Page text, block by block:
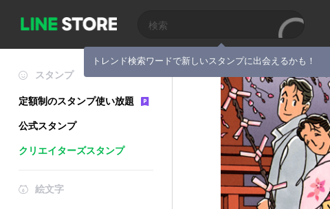
トレンド検索ワードで新しいスタンプに出会えるかも！
スタンプ
定額制のスタンプ使い放題
公式スタンプ
クリエイターズスタンプ
絵文字